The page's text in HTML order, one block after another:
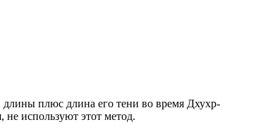
длины плюс длина его тени во время Дхухр-
используют этот метод.